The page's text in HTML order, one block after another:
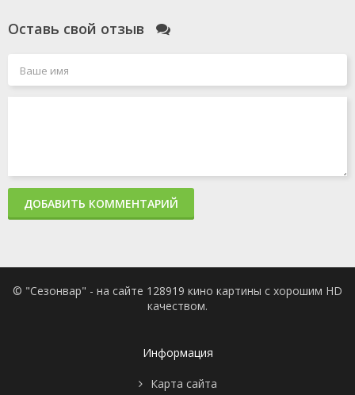
Оставь свой отзыв
ДОБАВИТЬ КОММЕНТАРИЙ
© "Сезонвар" - на сайте 128919 кино картины с хорошим HD
качеством.
Информация
Карта сайта